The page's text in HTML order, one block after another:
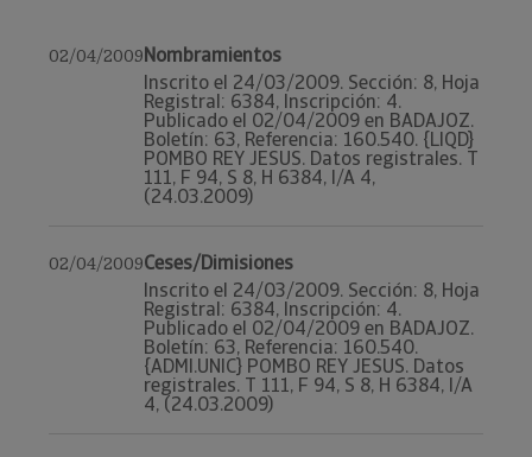
02/04/2009Nombramientos
Inscrito el 24/03/2009. Sección: 8, Hoja
Registral: 6384, Inscripción: 4.
Publicado el 02/04/2009 en BADAJOZ.
Boletín: 63, Referencia: 160.540. {LIQD}
POMBO REY JESUS. Datos registrales. T
111, F 94, S 8, H 6384, I/A 4,
(24.03.2009)
02/04/2009Ceses/Dimisiones
Inscrito el 24/03/2009. Sección: 8, Hoja
Registral: 6384, Inscripción: 4.
Publicado el 02/04/2009 en BADAJOZ.
Boletín: 63, Referencia: 160.540.
{ADMI.UNIC} POMBO REY JESUS. Datos
registrales. T 111, F 94, S 8, H 6384, I/A
4, (24.03.2009)